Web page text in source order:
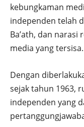
kebungkaman
independen telah
Ba’ath, dan
media yang tersisa.
Dengan
sejak tahun 1963,
independen yang